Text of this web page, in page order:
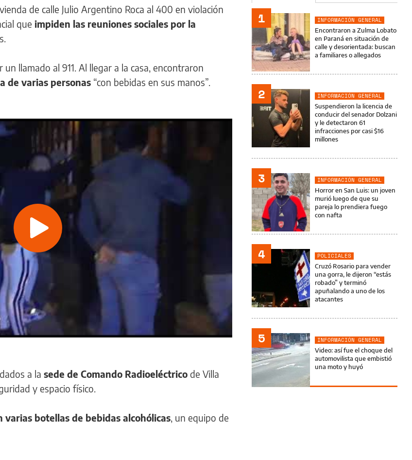
de calle Julio Argentino Roca al 400 en violación
que impiden las reuniones sociales por la
llamado al 911. Al llegar a la casa, encontraron
de varias personas “con bebidas en sus manos”.
Play
Video
a la sede de Comando Radioeléctrico de Villa
y espacio físico.
varias botellas de bebidas alcohólicas , un equipo de
1
INFORMACIÓN GENERAL
Encontraron a Zulma Lobato
en Paraná en situación de
calle y desorientada: buscan
a familiares o allegados
2
INFORMACIÓN GENERAL
Suspendieron la licencia de
conducir del senador Dolzani
y le detectaron 61
infracciones por casi $16
millones
3
INFORMACIÓN GENERAL
Horror en San Luis: un joven
murió luego de que su
pareja lo prendiera fuego
con nafta
4
POLICIALES
Cruzó Rosario para vender
una gorra, le dijeron “estás
robado” y terminó
apuñalando a uno de los
atacantes
5
INFORMACIÓN GENERAL
Video: así fue el choque del
automovilista que embistió
una moto y huyó